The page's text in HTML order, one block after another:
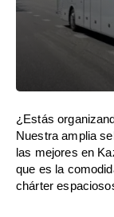
¿Estás
Nuestra amplia
las mejores en
que es la
chárter